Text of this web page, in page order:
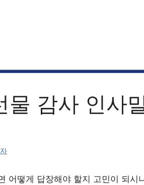
물 감사 인사
어떻게 답장해야 할지 고민이 되시